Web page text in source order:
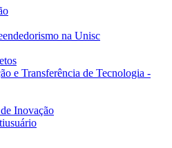
na Unisc
e Transferência de Tecnologia -
Inovação